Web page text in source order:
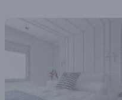
Os pontos de iluminação
embutidas focadas para
pendentes centralizados na
luminária de piso também faz
O estilo prefiro denominar
elementos clássicos e